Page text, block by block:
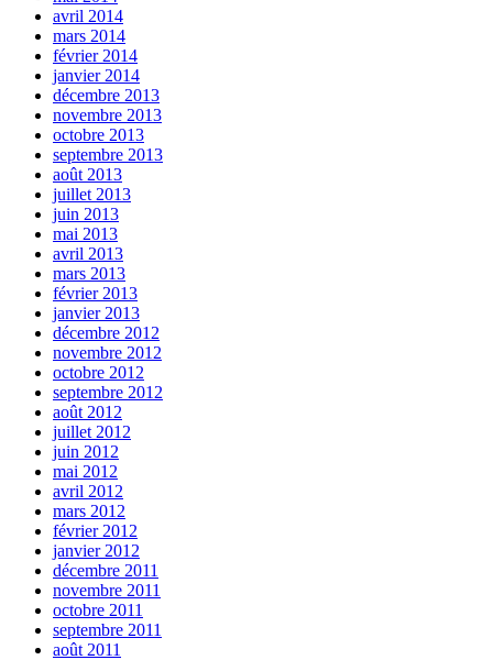
avril 2014
mars 2014
février 2014
janvier 2014
décembre 2013
novembre 2013
octobre 2013
septembre 2013
août 2013
juillet 2013
juin 2013
mai 2013
avril 2013
mars 2013
février 2013
janvier 2013
décembre 2012
novembre 2012
octobre 2012
septembre 2012
août 2012
juillet 2012
juin 2012
mai 2012
avril 2012
mars 2012
février 2012
janvier 2012
décembre 2011
novembre 2011
octobre 2011
septembre 2011
août 2011